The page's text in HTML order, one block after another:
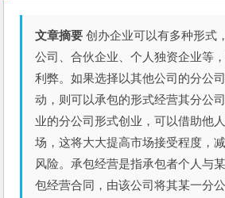
文章摘要 创办企业可以有多种形式
公司、合伙企业、个人独资企业等
利弊。如果选择以其他公司的分公
动，则可以承包的形式经营其分公
业的分公司形式创业，可以借助他
场，这将大大提高市场接受程度，
风险。承包经营是指承包者个人与
包经营合同，由该公司将其某一分